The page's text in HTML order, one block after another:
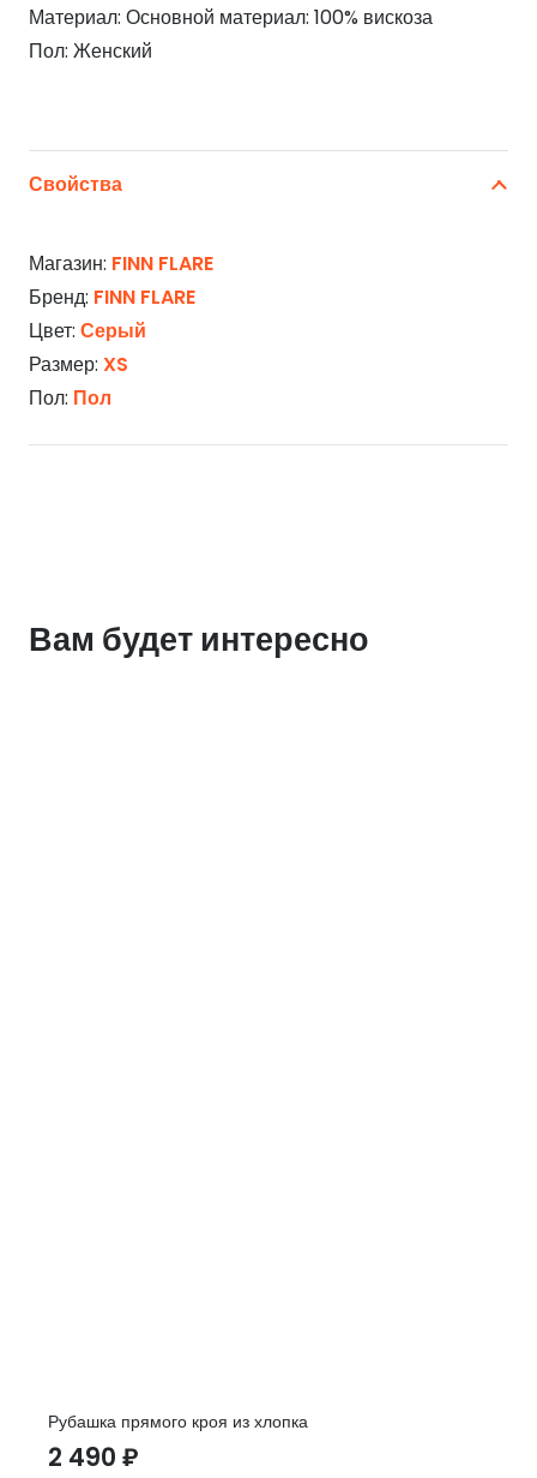
Материал: Основной материал: 100% вискоза
Пол: Женский
Свойства
Магазин: FINN FLARE
Бренд: FINN FLARE
Цвет: Серый
Размер: XS
Пол: Пол
Вам будет интересно
Рубашка прямого кроя из хлопка
2 490 ₽